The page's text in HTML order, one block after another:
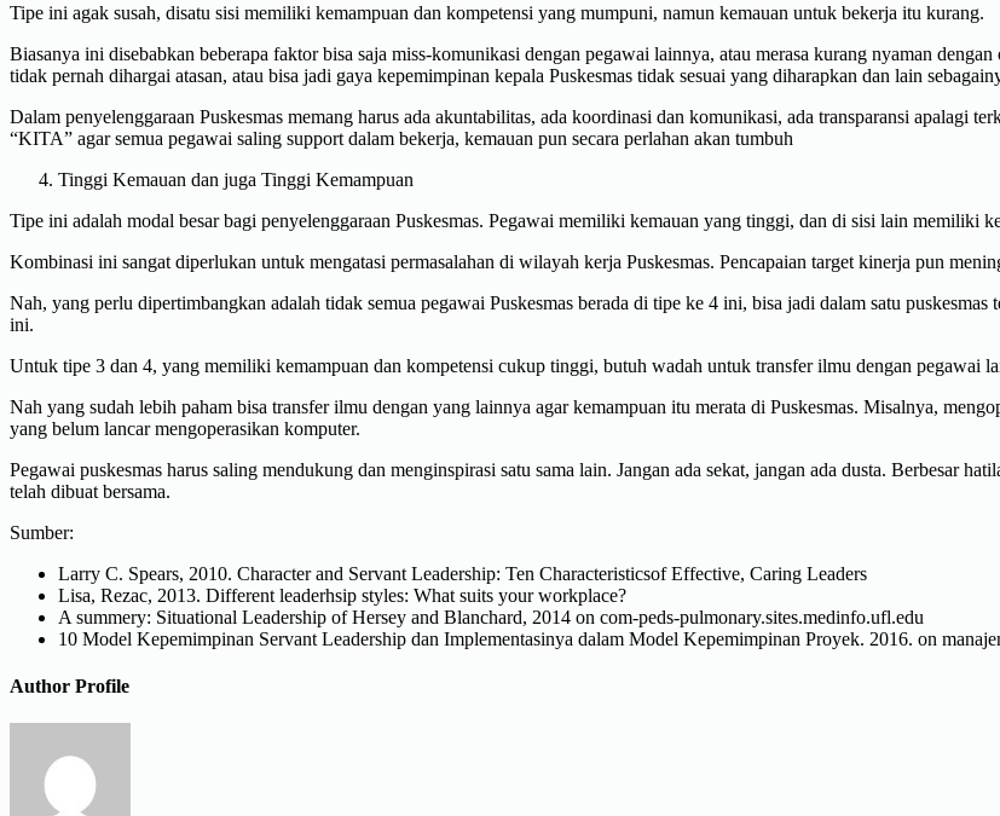
Tipe ini agak susah, disatu sisi memiliki kemampuan dan kompetensi yang mumpuni, namun kemauan untuk bekerja itu kurang.
Biasanya ini disebabkan beberapa faktor bisa saja miss-komunikasi dengan pegawai lainnya, atau merasa kurang nyaman
tidak pernah dihargai atasan, atau bisa jadi gaya kepemimpinan kepala Puskesmas tidak sesuai yang diharapkan dan lain
Dalam penyelenggaraan Puskesmas memang harus ada akuntabilitas, ada koordinasi dan komunikasi, ada transparansi
“KITA” agar semua pegawai saling support dalam bekerja, kemauan pun secara perlahan akan tumbuh
Tinggi Kemauan dan juga Tinggi Kemampuan
Tipe ini adalah modal besar bagi penyelenggaraan Puskesmas. Pegawai memiliki kemauan yang tinggi, dan di sisi lain memiliki
Kombinasi ini sangat diperlukan untuk mengatasi permasalahan di wilayah kerja Puskesmas. Pencapaian target kinerja pun
Nah, yang perlu dipertimbangkan adalah tidak semua pegawai Puskesmas berada di tipe ke 4 ini, bisa jadi dalam satu
ini.
Untuk tipe 3 dan 4, yang memiliki kemampuan dan kompetensi cukup tinggi, butuh wadah untuk transfer ilmu dengan pegawai
Nah yang sudah lebih paham bisa transfer ilmu dengan yang lainnya agar kemampuan itu merata di Puskesmas. Misalnya,
yang belum lancar mengoperasikan komputer.
Pegawai puskesmas harus saling mendukung dan menginspirasi satu sama lain. Jangan ada sekat, jangan ada dusta. Berbesar
telah dibuat bersama.
Sumber:
Larry C. Spears, 2010. Character and Servant Leadership: Ten Characteristicsof Effective, Caring Leaders
Lisa, Rezac, 2013. Different leaderhsip styles: What suits your workplace?
A summery: Situational Leadership of Hersey and Blanchard, 2014 on com-peds-pulmonary.sites.medinfo.ufl.edu
10 Model Kepemimpinan Servant Leadership dan Implementasinya dalam Model Kepemimpinan Proyek. 2016. on
Author Profile